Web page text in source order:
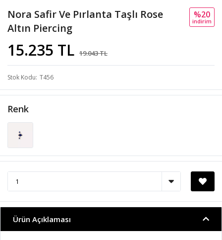
Nora Safir Ve Pırlanta Taşlı Rose
Altın Piercing
15.235 TL 19.043 TL
%20
i̇ndi̇ri̇m
Stok Kodu T456
Renk
Ürün Açıklaması